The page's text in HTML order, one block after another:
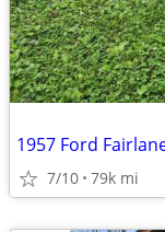
1957 Ford
7/10 79k mi